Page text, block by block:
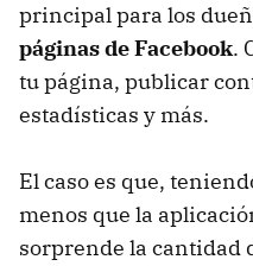
principal para los
páginas de Facebook.
tu página, publicar
estadísticas y más.
El caso es que,
menos que la
sorprende la cantidad